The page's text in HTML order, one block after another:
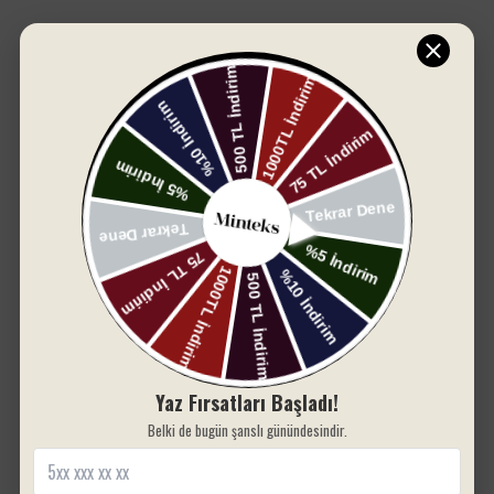
olup, her vücut tipine uyum sağlayacak şekilde
tasarlanmıştır.
Yüksek Kalite Malzeme
MİNTEKS markası tarafından üretilen bu set,
%100 keten ve pamuk karışımından imal
edilmiştir. Bu malzeme, hem hafif hem de nefes
alabilir özellikleri ile kullanıcıya maksimum konfor
sunar. Ayrıca, doğal lifler sayesinde cilt dostu bir
deneyim sağlar.
Şık ve Fonksiyonel Tasarım
Setin zarif dantel detayları, estetik bir görünüm
kazandırırken, günlük kullanım için de son derece
pratiktir. Bornoz ve sabahlık, evde rahatlıkla
giyilebilecek şekilde tasarlanmış olup, yeni
Yorum bulunamadı
SIZIN İÇIN SEÇTIKLERIMIZ
Yaz Fırsatları Başladı!
Belki de bugün şanslı günündesindir.